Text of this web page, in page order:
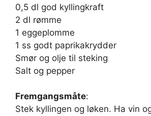
0,5 dl god kyllingkraft
2 dl rømme
1 eggeplomme
1 ss godt paprikakrydder
Smør og olje til steking
Salt og pepper
Fremgangsmåte:
Stek kyllingen og løken. Ha vin